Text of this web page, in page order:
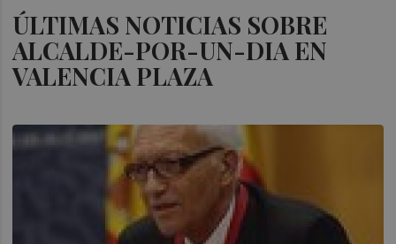
ÚLTIMAS NOTICIAS SOBRE
ALCALDE-POR-UN-DIA EN
VALENCIA PLAZA